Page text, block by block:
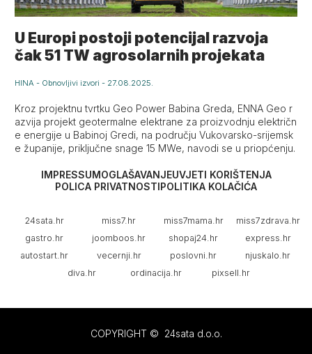
U Europi postoji potencijal razvoja
čak 51 TW agrosolarnih projekata
HINA - Obnovljivi izvori - 27.08.2025.
Kroz projektnu tvrtku Geo Power Babina Greda, ENNA Geo r
azvija projekt geotermalne elektrane za proizvodnju električn
e energije u Babinoj Gredi, na području Vukovarsko-srijemsk
e županije, priključne snage 15 MWe, navodi se u priopćenju.
IMPRESSUMOGLAŠAVANJEUVJETI KORIŠTENJA
POLICA PRIVATNOSTIPOLITIKA KOLAČIĆA
24sata.hr miss7.hr miss7mama.hr
miss7zdrava.hr
gastro.hr
joomboos.hr shopaj24.hr
express.hr
autostart.hr
vecernji.hr poslovni.hr
njuskalo.hr
diva.hr
ordinacija.hr pixsell.hr
COPYRIGHT © 24sata d.o.o.